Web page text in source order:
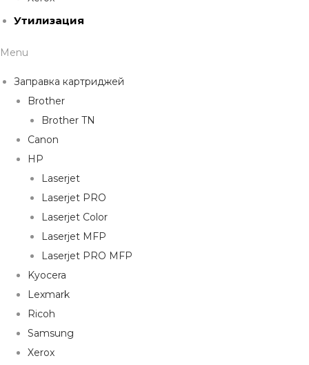
Утилизация
Menu
Заправка картриджей
Brother
Brother TN
Canon
HP
Laserjet
Laserjet PRO
Laserjet Color
Laserjet MFP
Laserjet PRO MFP
Kyocera
Lexmark
Ricoh
Samsung
Xerox